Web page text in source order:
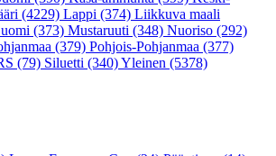
(4229) Lappi (374) Liikkuva maali
(373) Mustaruuti (348) Nuoriso (292)
(379) Pohjois-Pohjanmaa (377)
(79) Siluetti (340)Yleinen (5378)